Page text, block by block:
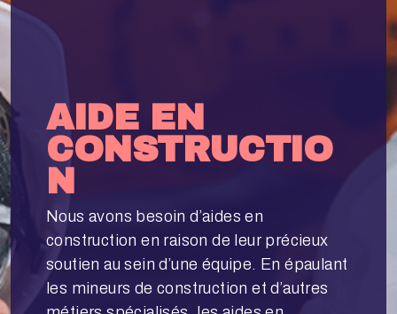
AIDE EN
CONSTRUCTIO
N
Nous avons besoin d’aides en
construction en raison de leur précieux
soutien au sein d’une équipe. En épaulant
les mineurs de construction et d’autres